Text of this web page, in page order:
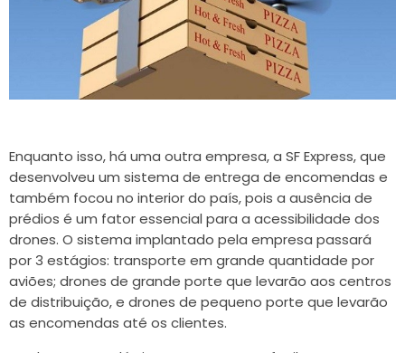
Enquanto isso, há uma outra empresa, a SF Express, que
desenvolveu um sistema de entrega de encomendas e
também focou no interior do país, pois a ausência de
prédios é um fator essencial para a acessibilidade dos
drones. O sistema implantado pela empresa passará
por 3 estágios: transporte em grande quantidade por
aviões; drones de grande porte que levarão aos centros
de distribuição, e drones de pequeno porte que levarão
as encomendas até os clientes.